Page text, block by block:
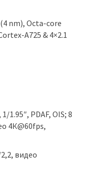
nm), Octa-core
A725 & 4×2.1
1.95″, PDAF, OIS; 8
4К@60fps,
видео